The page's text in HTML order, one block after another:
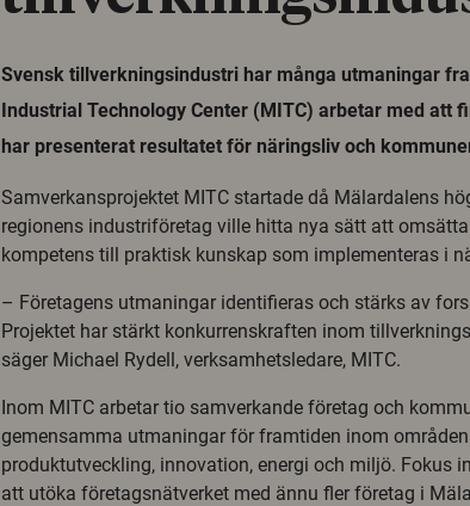
Svensk tillverkningsindustri har många utmaningar
Industrial Technology Center (MITC) arbetar med att
har presenterat resultatet för näringsliv och
Samverkansprojektet MITC startade då Mälardalens
regionens industriföretag ville hitta nya sätt att
kompetens till praktisk kunskap som implementeras i
– Företagens utmaningar identifieras och stärks av
Projektet har stärkt konkurrenskraften inom
säger Michael Rydell, verksamhetsledare, MITC.
Inom MITC arbetar tio samverkande företag och
gemensamma utmaningar för framtiden inom
produktutveckling, innovation, energi och miljö. Fokus
att utöka företagsnätverket med ännu fler företag i